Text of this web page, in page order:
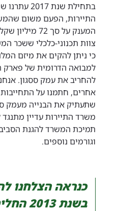
בתחילת שנת
התיירות, הפעם משום
המענק על סך
צוות תכנוני-כלכלי ששכר
כי ניתן להקים את מיזם
למבואה הדרומית של פארק
להחריב את עמק ססגון.
אחרים, חתמנו על
שתעתיק את הבנייה מעמק
משרד התיירות עדיין
תמיכת המשרד להגנת
וגורמים נוספים.
כנראה הצלחנו
בשנת